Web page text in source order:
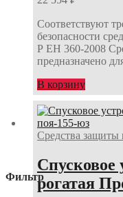
Соответствуют
безопасности
Р ЕН 360-2008
предназначено
В корзину
Средства защиты
Спусковое
рогатая
Фильтр